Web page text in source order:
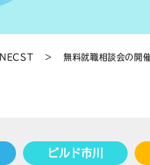
NECST＞無料就職相談会の開
ビルド市川